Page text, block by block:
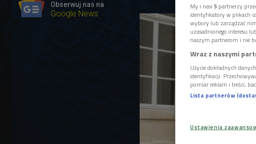
Obserwuj nas na
Google News
My i nasi 5 partnerzy
identyfikatory w plikach
wybory lub zarządzać
uzasadnionego interesu
naszym partnerom i nie
Wraz z naszymi
Użycie dokładnych
identyfikacji.
pomiar reklam i treści,
Lista partnerów
Ustawienia